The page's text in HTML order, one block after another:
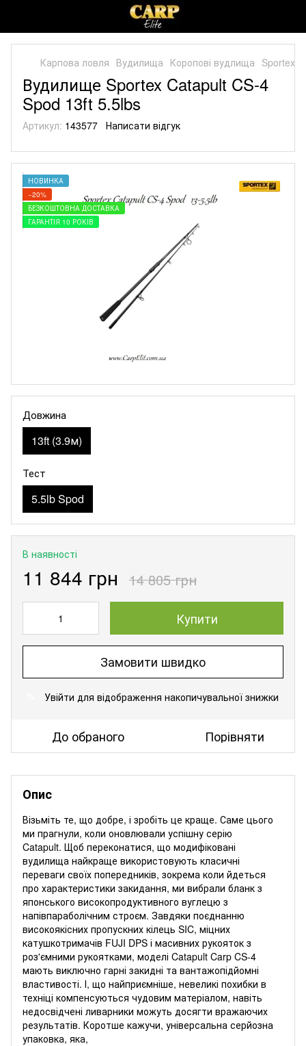
Карпова ловля Вудилища Коропові вудлища Sportex
Вудилище Sportex Catapult CS-4
Spod 13ft 5.5lbs
Артикул: 143577 Написати відгук
НОВИНКА
−20%
БЕЗКОШТОВНА ДОСТАВКА
ГАРАНТІЯ 10 РОКІВ
Довжина
13ft (3.9м)
Тест
5.5lb Spod
В наявності
11 844 грн 14 805 грн
Купити
Замовити швидко
Увійти для відображення накопичувальної знижки
До обраного Порівняти
Опис
Візьміть те, що добре, і зробіть це краще. Саме цього
ми прагнули, коли оновлювали успішну серію
Catapult. Щоб переконатися, що модифіковані
вудилища найкраще використовують класичні
переваги своїх попередників, зокрема коли йдеться
про характеристики закидання, ми вибрали бланк з
японського високопродуктивного вуглецю з
напівпараболічним строєм. Завдяки поєднанню
високоякісних пропускних кілець SIC, міцних
катушкотримачів FUJI DPS і масивних рукояток з
роз'ємними рукоятками, моделі Catapult Carp CS-4
мають виключно гарні закидні та вантажопідйомні
властивості. І, що найприємніше, невеликі похибки в
техніці компенсуються чудовим матеріалом, навіть
недосвідчені ливарники можуть досягти вражаючих
результатів. Коротше кажучи, універсальна серйозна
упаковка, яка,